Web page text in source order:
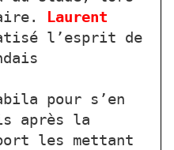
Laurent
l’esprit de
pour s’en
après la
les mettant